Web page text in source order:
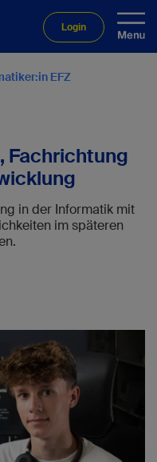
Login
EFZ
Fachrichtung
in der Informatik mit
im späteren